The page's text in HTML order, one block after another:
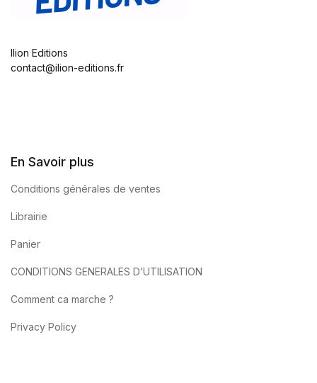
Ilion Editions
contact@ilion-editions.fr
En Savoir plus
Conditions générales de ventes
Librairie
Panier
CONDITIONS GENERALES D’UTILISATION
Comment ca marche ?
Privacy Policy